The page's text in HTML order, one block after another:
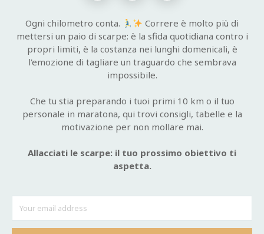
Ogni chilometro conta.
Correre è molto più di
mettersi un paio di scarpe: è la sfida quotidiana contro i
propri limiti, è la costanza nei lunghi domenicali, è
l'emozione di tagliare un traguardo che sembrava
impossibile.
Che tu stia preparando i tuoi primi 10 km o il tuo
personale in maratona, qui trovi consigli, tabelle e la
motivazione per non mollare mai.
Allacciati le scarpe: il tuo prossimo obiettivo ti
aspetta.